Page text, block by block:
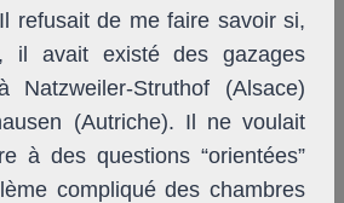
refusait de me faire savoir si,
il avait existé des gazages
Natzweiler-Struthof (Alsace)
(Autriche). Il ne voulait
à des questions “orientées”
compliqué des chambres